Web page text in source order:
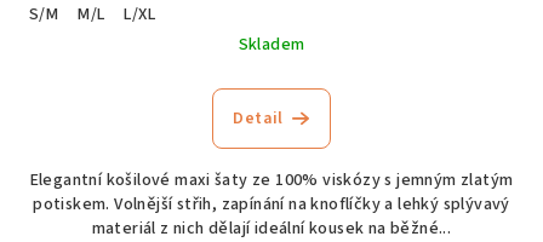
S/M
M/L
L/XL
Skladem
Detail
Elegantní košilové maxi šaty ze 100% viskózy s jemným zlatým
potiskem. Volnější střih, zapínání na knoflíčky a lehký splývavý
materiál z nich dělají ideální kousek na běžné...